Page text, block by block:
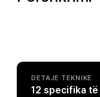
DETAJE TEKNIKE
12 specifika